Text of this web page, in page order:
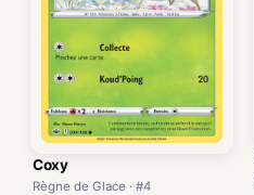
Coxy
Règne de Glace · #4